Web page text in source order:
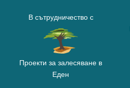
В сътрудничество с
Проекти за залесяване в
Еден